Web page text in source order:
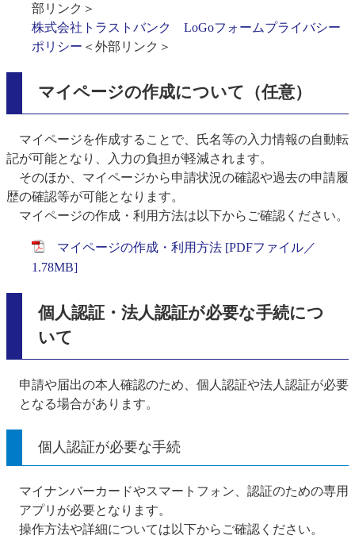
部リンク＞
株式会社トラストバンク LoGoフォームプライバシー
ポリシー ＜外部リンク＞
マイページの作成について（任意）
マイページを作成することで、氏名等の入力情報の自動転
記が可能となり、入力の負担が軽減されます。
そのほか、マイページから申請状況の確認や過去の申請履
歴の確認等が可能となります。
マイページの作成・利用方法は以下からご確認ください。
マイページの作成・利用方法 [PDFファイル／
1.78MB]
個人認証・法人認証が必要な手続につ
いて
申請や届出の本人確認のため、個人認証や法人認証が必要
となる場合があります。
個人認証が必要な手続
マイナンバーカードやスマートフォン、認証のための専用
アプリが必要となります。
操作方法や詳細については以下からご確認ください。